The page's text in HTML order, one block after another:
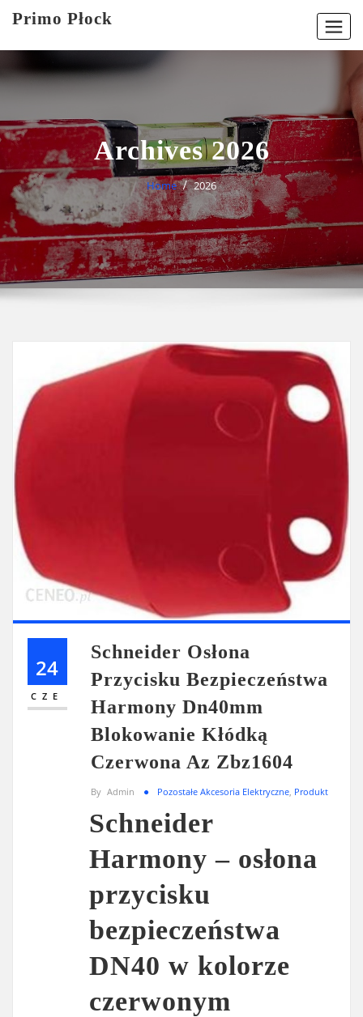
Primo Płock
Archives 2026
Home 2026
24
CZE
Schneider Osłona
Przycisku Bezpieczeństwa
Harmony Dn40mm
Blokowanie Kłódką
Czerwona Az Zbz1604
By Admin Pozostałe Akcesoria Elektryczne, Produkt
Schneider
Harmony – osłona
przycisku
bezpieczeństwa
DN40 w kolorze
czerwonym